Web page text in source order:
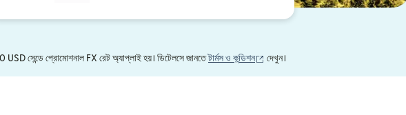
USD সেন্ডে প্রোমোশনাল FX রেট অ্যাপ্লাই হয়। ডিটেলসে জানতেটার্মস ও কন্ডিশন (নতুন উইন্ডোতে খুলবে)
দেখুন।